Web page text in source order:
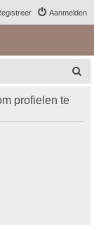
Aanmelden
k
profielen te